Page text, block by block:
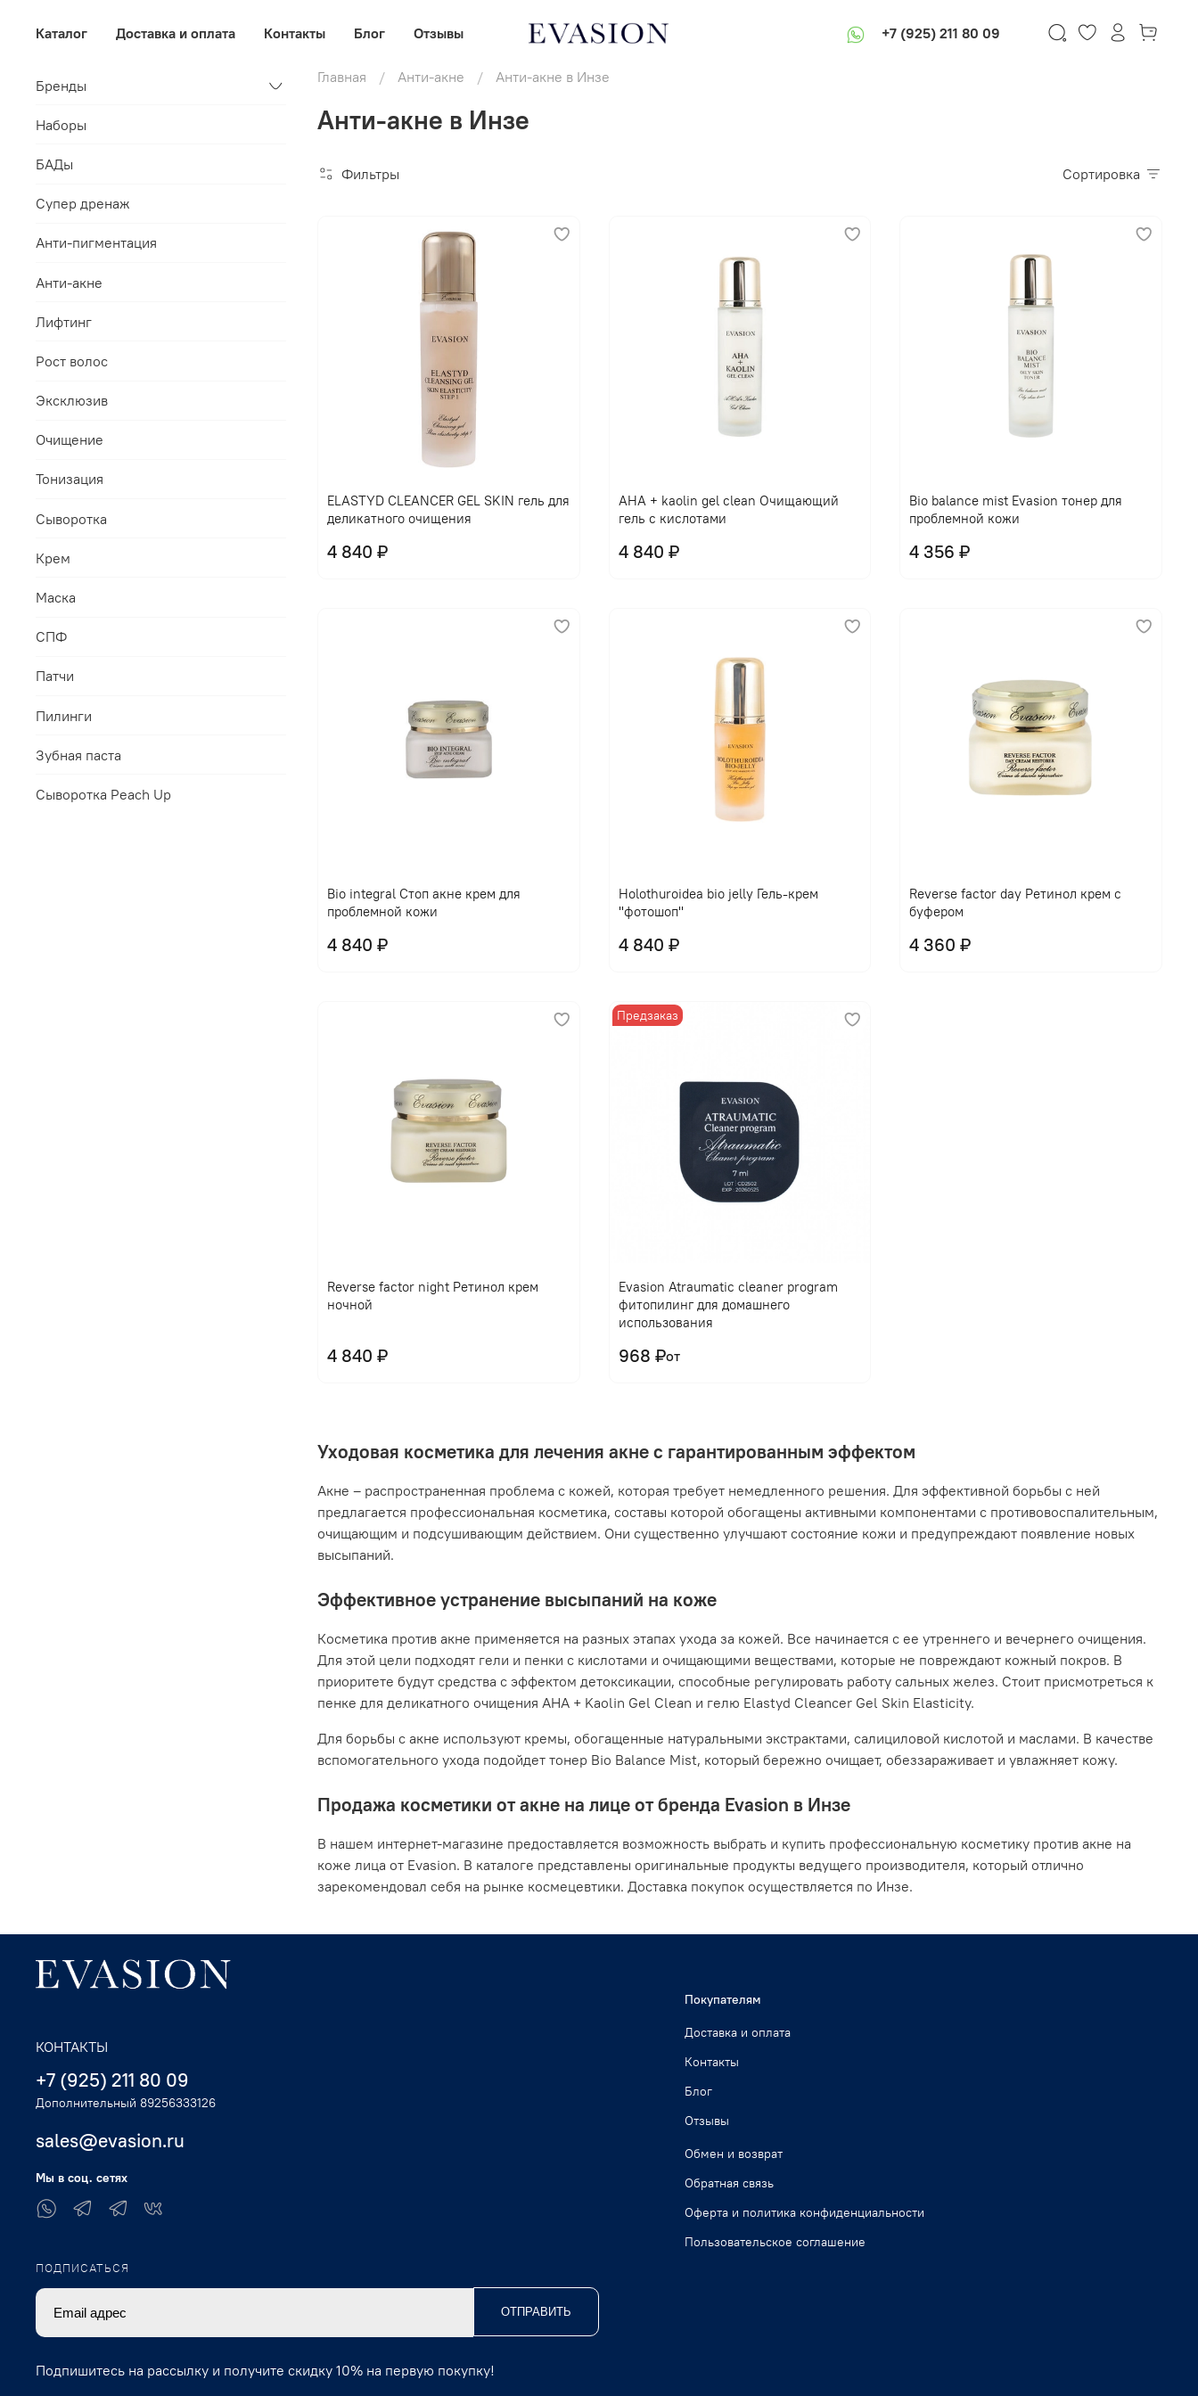
Каталог Доставка и оплата Контакты Блог Отзывы +7 (925) 211 80 09
Главная Анти-акне Анти-акне в Инзе
Анти-акне в Инзе
Фильтры Сортировка
ELASTYD CLEANCER GEL SKIN гель для
деликатного очищения
4 840 ₽
В корзину
AHA + kaolin gel clean Очищающий
гель с кислотами
4 840 ₽
Bio balance mist Evasion тонер для
проблемной кожи
4 356 ₽
Bio integral Стоп акне крем для
проблемной кожи
4 840 ₽
Holothuroidea bio jelly Гель-крем
"фотошоп"
4 840 ₽
Reverse factor day Ретинол крем с
буфером
4 360 ₽
Reverse factor night Ретинол крем
ночной
4 840 ₽
Предзаказ
Evasion Atraumatic cleaner program
фитопилинг для домашнего
использования
от
968 ₽
Уходовая косметика для лечения акне с гарантированным эффектом
Акне – распространенная проблема с кожей, которая требует немедленного решения. Для эффективной борьбы с ней
предлагается профессиональная косметика, составы которой обогащены активными компонентами с противовоспалительным,
очищающим и подсушивающим действием. Они существенно улучшают состояние кожи и предупреждают появление новых
высыпаний.
Эффективное устранение высыпаний на коже
Косметика против акне применяется на разных этапах ухода за кожей. Все начинается с ее утреннего и вечернего очищения.
Для этой цели подходят гели и пенки с кислотами и очищающими веществами, которые не повреждают кожный покров. В
приоритете будут средства с эффектом детоксикации, способные регулировать работу сальных желез. Стоит присмотреться к
пенке для деликатного очищения AHA + Kaolin Gel Clean и гелю Elastyd Cleancer Gel Skin Elasticity.
Для борьбы с акне используют кремы, обогащенные натуральными экстрактами, салициловой кислотой и маслами. В качестве
вспомогательного ухода подойдет тонер Bio Balance Mist, который бережно очищает, обеззараживает и увлажняет кожу.
Продажа косметики от акне на лице от бренда Evasion в Инзе
В нашем интернет-магазине предоставляется возможность выбрать и купить профессиональную косметику против акне на
коже лица от Evasion. В каталоге представлены оригинальные продукты ведущего производителя, который отлично
зарекомендовал себя на рынке космецевтики. Доставка покупок осуществляется по Инзе.
Бренды
Наборы
БАДы
Супер дренаж
Анти-пигментация
Анти-акне
Лифтинг
Рост волос
Эксклюзив
Очищение
Тонизация
Сыворотка
Крем
Маска
СПФ
Патчи
Пилинги
Зубная паста
Сыворотка Peach Up
Покупателям
Доставка и оплата
Контакты
Блог
Отзывы
Обмен и возврат
Обратная связь
Оферта и политика конфиденциальности
Пользовательское соглашение
КОНТАКТЫ
+7 (925) 211 80 09
Дополнительный 89256333126
sales@evasion.ru
Мы в соц. сетях
ПОДПИСАТЬСЯ
ОТПРАВИТЬ
Подпишитесь на рассылку и получите скидку 10% на первую покупку!